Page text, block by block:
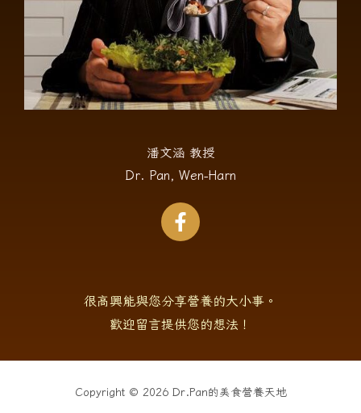
潘文涵 教授
Dr. Pan, Wen-Harn
很高興能與您分享營養的大小事。
歡迎留言提供您的想法！
Copyright © 2026 Dr.Pan的美食營養天地